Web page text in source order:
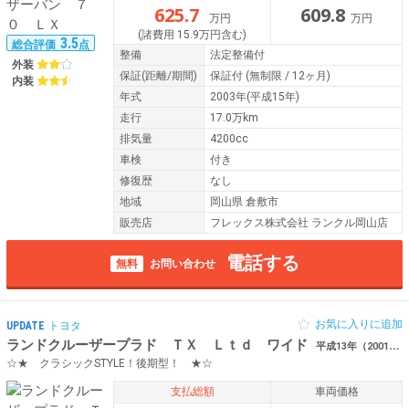
総合評価 3.5点
外装
内装
625.7
万円
(諸費用 15.9万円含む)
609.8 万円
整備
法定整備付
保証(距離/期間) 保証付 (無制限 / 12ヶ月)
年式
2003年(平成15年)
走行
17.0万km
排気量
4200cc
車検
付き
修復歴
なし
地域
岡山県 倉敷市
販売店
フレックス株式会社 ランクル岡山店
無料 お問い合わせ 電話する
UPDATE トヨタ
ランドクルーザープラド ＴＸ Ｌｔｄ ワイド 平成13年（2001年） 10.4万km 岡山県倉敷市 【ARMY】 クラシック ALPINEツ
☆★ クラシックSTYLE！後期型！ ★☆
お気に入りに追加
支払総額 車両価格